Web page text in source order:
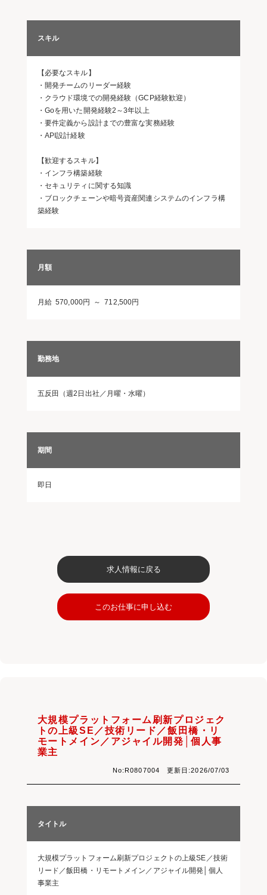
スキル
【必要なスキル】
・開発チームのリーダー経験
・クラウド環境での開発経験（GCP経験歓迎）
・Goを用いた開発経験2～3年以上
・要件定義から設計までの豊富な実務経験
・API設計経験
【歓迎するスキル】
・インフラ構築経験
・セキュリティに関する知識
・ブロックチェーンや暗号資産関連システムのインフラ構
築経験
月額
月給 570,000円 ～ 712,500円
勤務地
五反田（週2日出社／月曜・水曜）
期間
即日
求人情報に戻る
このお仕事に申し込む
大規模プラットフォーム刷新プロジェク
トの上級SE／技術リード／飯田橋・リ
モートメイン／アジャイル開発│個人事
業主
No:R0807004 更新日:2026/07/03
タイトル
大規模プラットフォーム刷新プロジェクトの上級SE／技術
リード／飯田橋・リモートメイン／アジャイル開発│個人
事業主